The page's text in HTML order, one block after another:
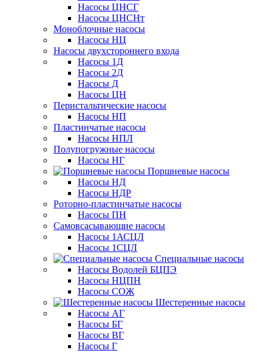
Насосы ЦНСГ
Насосы ЦНСНт
Моноблочные насосы
Насосы НЦ
Насосы двухстороннего входа
Насосы 1Д
Насосы 2Д
Насосы Д
Насосы ЦН
Перистальтические насосы
Насосы НП
Пластинчатые насосы
Насосы НПЛ
Полупогружные насосы
Насосы НГ
Поршневые насосы
Насосы НД
Насосы НДР
Роторно-пластинчатые насосы
Насосы ПН
Самовсасывающие насосы
Насосы 1АСЦЛ
Насосы 1СЦЛ
Специальные насосы
Насосы Водолей БЦПЭ
Насосы НЦПН
Насосы СОЖ
Шестеренные насосы
Насосы АГ
Насосы БГ
Насосы ВГ
Насосы Г